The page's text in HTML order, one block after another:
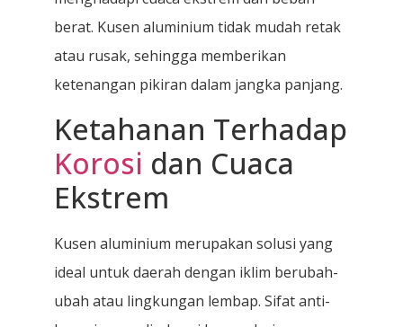
berat. Kusen aluminium tidak mudah retak
atau rusak, sehingga memberikan
ketenangan pikiran dalam jangka panjang.
Ketahanan Terhadap
Korosi dan Cuaca
Ekstrem
Kusen aluminium merupakan solusi yang
ideal untuk daerah dengan iklim berubah-
ubah atau lingkungan lembap. Sifat anti-